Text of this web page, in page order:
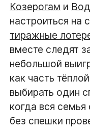
Козерогам и
настроиться на
тиражные
вместе следят
небольшой
как часть
выбирать один
когда вся
без спешки